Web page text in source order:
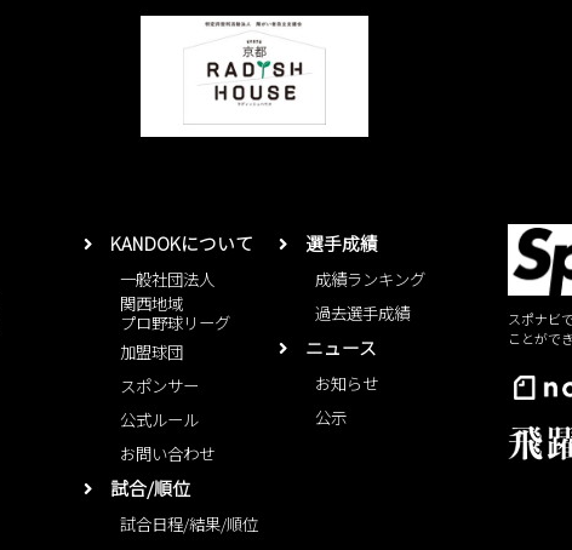
KANDOKについて
一般社団法人
関西地域
プロ野球リーグ
加盟球団
スポンサー
公式ルール
お問い合わせ
試合/順位
試合日程/結果/順位
選手成績
成績ランキング
過去選手成績
ニュース
お知らせ
公示
スポナビ
ことがで